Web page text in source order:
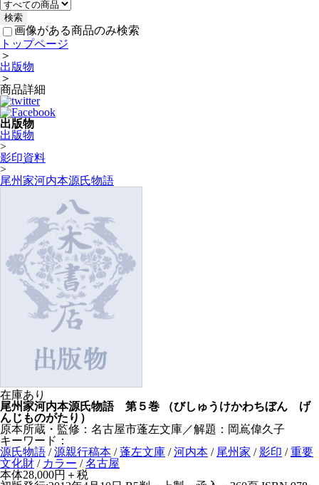
画像がある商品のみ検索
トップページ
＞
出版物
＞
商品詳細
出版物
出版物
>
影印資料
>
尾州家河内本源氏物語
在庫あり
尾州家河内本源氏物語 第５巻
（びしゅうけかわちぼん げ
んじものがたり）
原本所蔵・監修：名古屋市蓬左文庫／解題：岡嶌偉久子
キーワード：
源氏物語 /源親行稿本 /蓬左文庫 /河内本 / 尾州家 /影印 /重要
文化財 / カラー /名古屋
本体28,000円＋税